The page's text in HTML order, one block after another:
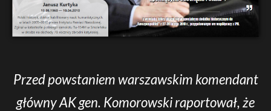
Przed powstaniem warszawskim komendant
główny AK gen. Komorowski raportował, że